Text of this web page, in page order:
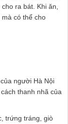
ra bát. Khi ăn,
có thể cho
người Hà Nội
thanh nhã của
trứng tráng, giò